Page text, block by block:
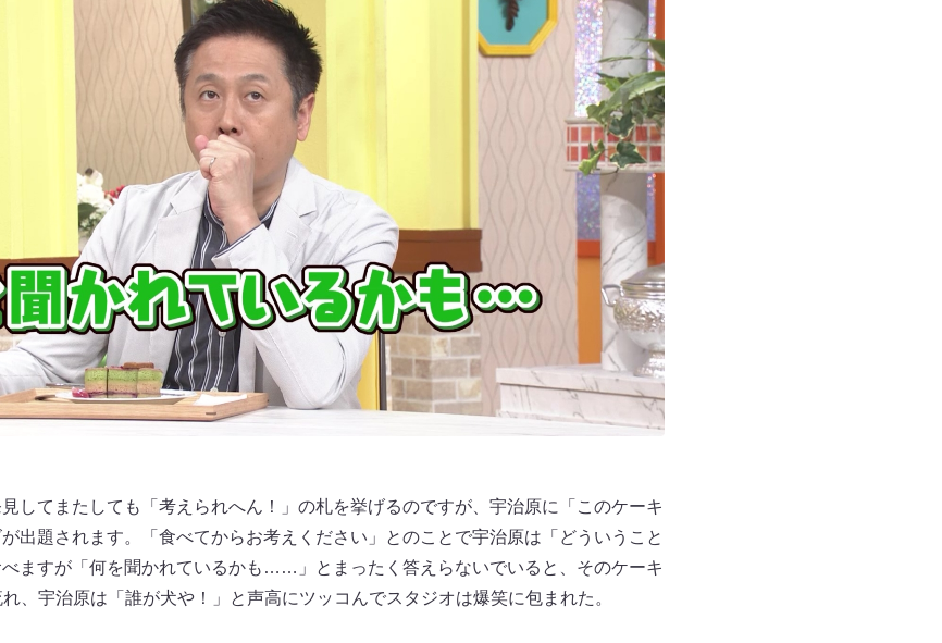
してまたしても「考えられへん！」の札を挙げるのですが、宇治原に「このケーキ
出題されます。「食べてからお考えください」とのことで宇治原は「どういうこと
ますが「何を聞かれているかも……」とまったく答えらないでいると、そのケーキ
、宇治原は「誰が犬や！」と声高にツッコんでスタジオは爆笑に包まれた。